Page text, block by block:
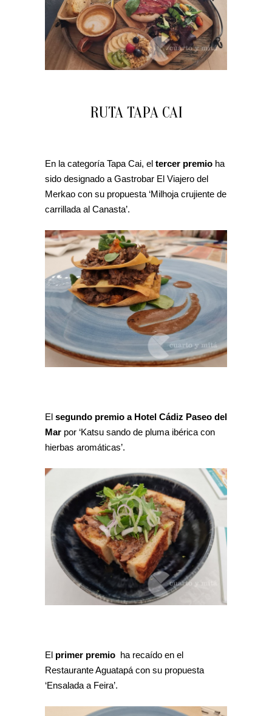
RUTA TAPA CAI
En la categoría Tapa Cai, el tercer premio ha
sido designado a Gastrobar El Viajero del
Merkao con su propuesta ‘Milhoja crujiente de
carrillada al Canasta’.
El segundo premio a Hotel Cádiz Paseo del
Mar por ‘Katsu sando de pluma ibérica con
hierbas aromáticas’.
El primer premio ha recaído en el
Restaurante Aguatapá con su propuesta
‘Ensalada a Feira’.